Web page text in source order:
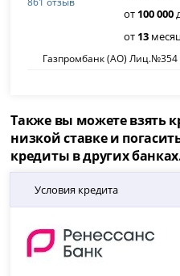
от 100 000
от 13
Газпромбанк (АО) Лиц.№354
Также вы можете взять
низкой ставке и
кредиты в других
Условия кредита